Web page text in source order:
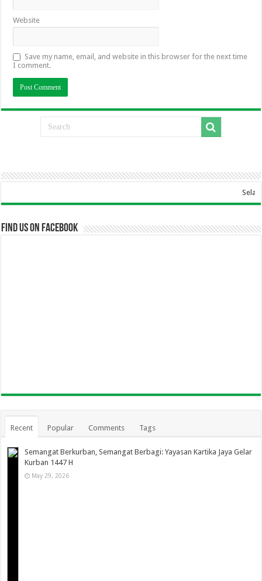
Website
Save my name, email, and website in this browser for the next time
I comment.
Selamat Datang Di
Find us on Facebook
Recent Popular Comments Tags
Semangat Berkurban, Semangat Berbagi: Yayasan Kartika Jaya Gelar
Kurban 1447 H
May 29, 2026